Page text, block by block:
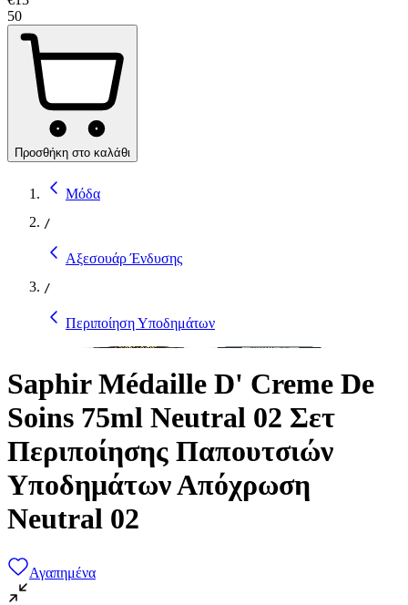
50
Προσθήκη στο καλάθι
Μόδα
/
Αξεσουάρ Ένδυσης
/
Περιποίηση Υποδημάτων
Saphir Médaille D' Creme De
Soins 75ml Neutral 02 Σετ
Περιποίησης Παπουτσιών
Υποδημάτων Απόχρωση
Neutral 02
Αγαπημένα